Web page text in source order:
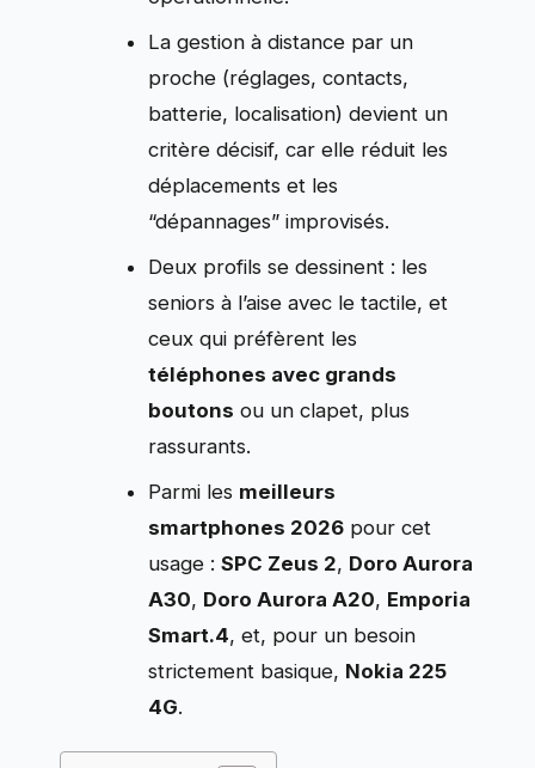
La gestion à distance par un
proche (réglages, contacts,
batterie, localisation) devient un
critère décisif, car elle réduit les
déplacements et les
“dépannages” improvisés.
Deux profils se dessinent : les
seniors à l’aise avec le tactile, et
ceux qui préfèrent les
téléphones avec grands
boutons ou un clapet, plus
rassurants.
Parmi les meilleurs
smartphones 2026 pour cet
usage :SPC Zeus 2, Doro Aurora
A30, Doro Aurora A20, Emporia
Smart.4, et, pour un besoin
strictement basique, Nokia 225
4G.